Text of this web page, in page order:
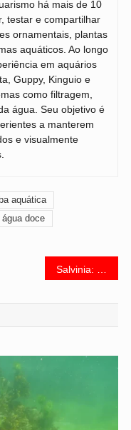
há mais de 10
testar e compartilhar
ornamentais, plantas
aquáticos. Ao longo
em aquários
Guppy, Kinguio e
como filtragem,
água. Seu objetivo é
a manterem
e visualmente
aquática
doce